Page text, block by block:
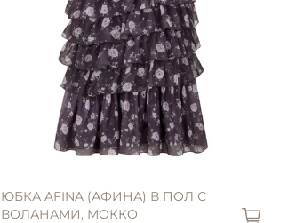
ЮБКА AFINA (АФИНА) В ПОЛ С
ВОЛАНАМИ, МОККО